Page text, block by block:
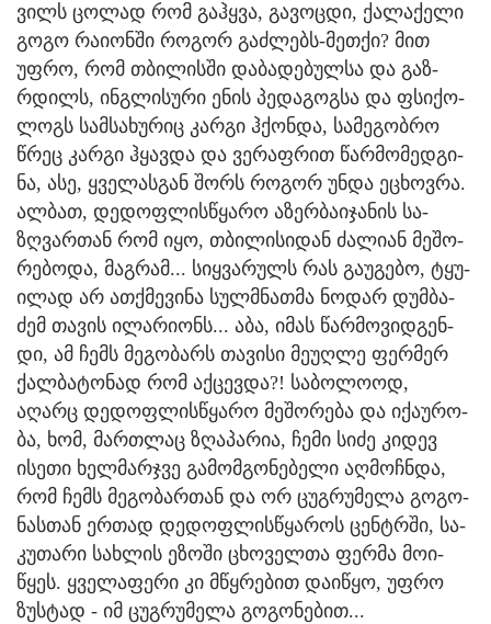
ვილს ცო­ლად რომ გაჰ­ყვა, გა­ვოც­დი, ქა­ლა­ქე­ლი
გოგო რა­ი­ონ­ში რო­გორ გაძ­ლებს-მეთ­ქი? მით
უფრო, რომ თბი­ლის­ში და­ბა­დე­ბულ­სა და გაზ­
რდილს, ინ­გლი­სუ­რი ენის პე­და­გოგ­სა და ფსი­ქო­
ლოგს სამ­სა­ხუ­რიც კარ­გი ჰქონ­და, სა­მე­გობ­რო
წრეც კარ­გი ჰყავ­და და ვე­რაფ­რით წარ­მო­მედ­გი­
ნა, ასე, ყვე­ლას­გან შორს რო­გორ უნდა ეცხოვ­რა.
ალ­ბათ, დე­დოფ­ლის­წყა­რო აზერ­ბა­ი­ჯა­ნის სა­
ზღვარ­თან რომ იყო, თბი­ლი­სი­დან ძა­ლი­ან მე­შო­
რე­ბო­და, მაგ­რამ... სიყ­ვა­რულს რას გა­უ­გე­ბო, ტყუ­
ი­ლად არ ათ­ქმე­ვი­ნა სულმნათ­მა ნო­დარ დუმ­ბა­
ძემ თა­ვის ილა­რი­ონს... აბა, იმას წარ­მო­ვიდ­გენ­
დი, ამ ჩემს მე­გო­ბარს თა­ვი­სი მე­უღ­ლე ფერ­მერ
ქალ­ბა­ტო­ნად რომ აქ­ცევ­და?! სა­ბო­ლო­ოდ,
აღარც დე­დოფ­ლის­წყა­რო მე­შო­რე­ბა და იქა­უ­რო­
ბა, ხომ, მარ­თლაც ზღა­პა­რია, ჩემი სიძე კი­დევ
ისე­თი ხელ­მარ­ჯვე გა­მომ­გო­ნე­ბე­ლი აღ­მოჩ­ნდა,
რომ ჩემს მე­გო­ბარ­თან და ორ ცუგ­რუ­მე­ლა გო­გო­
ნას­თან ერ­თად დე­დოფ­ლის­წყა­როს ცენ­ტრში, სა­
კუ­თა­რი სახ­ლის ეზო­ში ცხო­ველ­თა ფერ­მა მო­ი­
წყეს. ყვე­ლა­ფე­რი კი მწყრე­ბით და­ი­წყო, უფრო
ზუს­ტად - იმ ცუგ­რუ­მე­ლა გო­გო­ნე­ბით...